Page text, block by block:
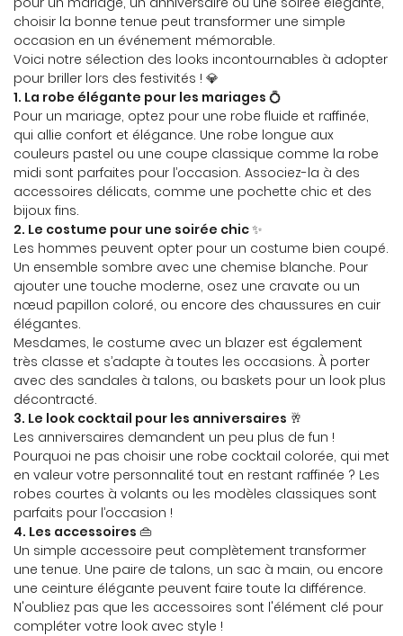
 Rafraîchir le captcha
En cochant cette case, vous consentez à recevoir nos propositions
commerciales à l'adresse email indiqué ci-dessus. Vous pouvez vous
désinscrire à tout moment en utilisantle formulaire de désinscription .
INSCRIPTION
choisir la bonne tenue peut transformer une simple
occasion en un événement mémorable.
Voici notre sélection des looks incontournables à adopter
pour briller lors des festivités ! 💎
1. La robe élégante pour les mariages 💍
Pour un mariage, optez pour une robe fluide et raffinée,
qui allie confort et élégance. Une robe longue aux
couleurs pastel ou une coupe classique comme la robe
midi sont parfaites pour l’occasion. Associez-la à des
accessoires délicats, comme une pochette chic et des
bijoux fins.
2. Le costume pour une soirée chic✨
Les hommes peuvent opter pour un costume bien coupé.
Un ensemble sombre avec une chemise blanche. Pour
ajouter une touche moderne, osez une cravate ou un
nœud papillon coloré, ou encore des chaussures en cuir
élégantes.
Mesdames, le costume avec un blazer est également
très classe et s’adapte à toutes les occasions. À porter
avec des sandales à talons, ou baskets pour un look plus
décontracté.
3. Le look cocktail pour les anniversaires 🥂
Les anniversaires demandent un peu plus de fun !
Pourquoi ne pas choisir une robe cocktail colorée, qui met
en valeur votre personnalité tout en restant raffinée ? Les
robes courtes à volants ou les modèles classiques sont
parfaits pour l’occasion !
4. Les accessoires 👜
Un simple accessoire peut complètement transformer
une tenue. Une paire de talons, un sac à main, ou encore
une ceinture élégante peuvent faire toute la différence.
N'oubliez pas que les accessoires sont l'élément clé pour
compléter votre look avec style !